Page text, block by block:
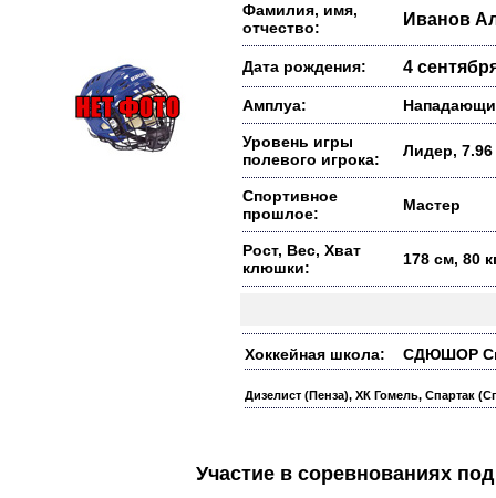
Фамилия, имя,
отчество:
Иванов
Дата рождения: 4
Амплуа:
Уровень игры
полевого игрока:
Лидер, 7.96
Спортивное
прошлое:
Мастер
Рост, Вес, Хват
клюшки:
178 см, 80
Хоккейная школа: СДЮШОР
Дизелист (Пенза), ХК Гомель, Спартак
Участие в соревнованиях